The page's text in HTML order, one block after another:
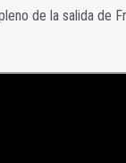
de la salida de